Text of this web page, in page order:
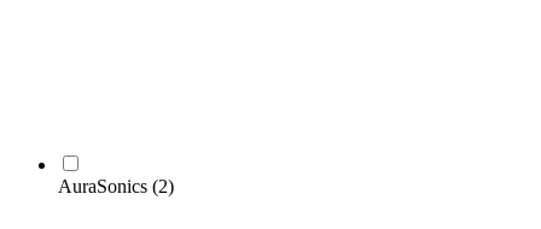
AuraSonics (2)